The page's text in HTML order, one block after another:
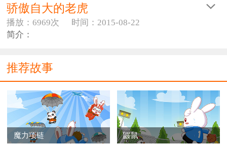
骄傲自大的老虎
播放：6969次
时间：2015-08-22
简介：
推荐故事
魔力项链 鼹鼠